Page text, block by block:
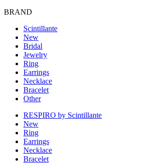
BRAND
Scintillante
New
Bridal
Jewelry
Ring
Earrings
Necklace
Bracelet
Other
RESPIRO by Scintillante
New
Ring
Earrings
Necklace
Bracelet